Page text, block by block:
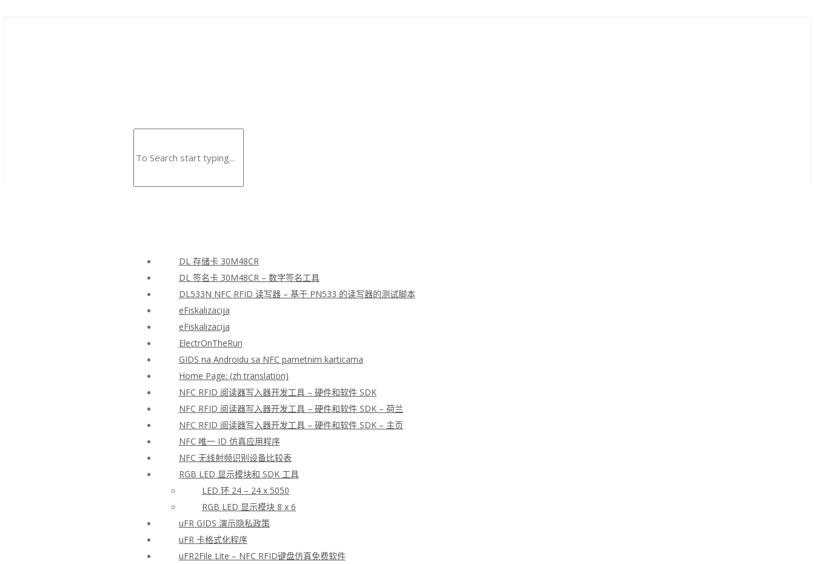
DL 存储卡 30M48CR
DL 签名卡 30M48CR – 数字签名工具
DL533N NFC RFID 读写器 – 基于 PN533 的读写器的测试脚本
eFiskalizacija
eFiskalizacija
ElectrOnTheRun
GIDS na Androidu sa NFC pametnim karticama
Home Page: (zh translation)
NFC RFID 阅读器写入器开发工具 – 硬件和软件 SDK
NFC RFID 阅读器写入器开发工具 – 硬件和软件 SDK – 荷兰
NFC RFID 阅读器写入器开发工具 – 硬件和软件 SDK – 主页
NFC 唯一 ID 仿真应用程序
NFC 无线射频识别设备比较表
RGB LED 显示模块和 SDK 工具
LED 环 24 – 24 x 5050
RGB LED 显示模块 8 x 6
uFR GIDS 演示隐私政策
uFR 卡格式化程序
uFR2File Lite – NFC RFID键盘仿真免费软件